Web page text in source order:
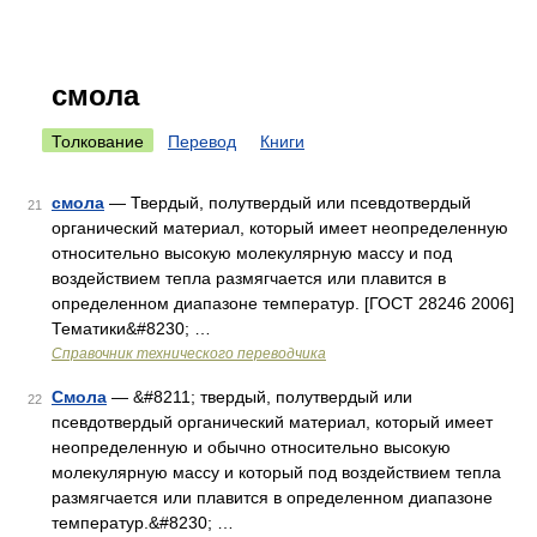
смола
Толкование Перевод Книги
21 смола — Твердый, полутвердый или псевдотвердый
органический материал, который имеет неопределенную
относительно высокую молекулярную массу и под
воздействием тепла размягчается или плавится в
определенном диапазоне температур. [ГОСТ 28246 2006]
Тематики&#8230; …
Справочник технического переводчика
22 Смола — &#8211; твердый, полутвердый или
псевдотвердый органический материал, который имеет
неопределенную и обычно относительно высокую
молекулярную массу и который под воздействием тепла
размягчается или плавится в определенном диапазоне
температур.&#8230; …